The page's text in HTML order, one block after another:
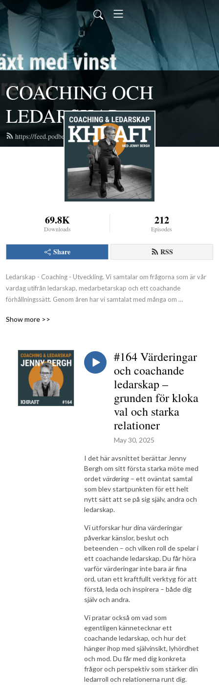
COACHING OCH
LEDARSKAP
https://feed.podbean.com/khraft/feed.xml
69.8K
Downloads
212
Episodes
Share RSS
Ledarskap - Coaching - Utveckling. Vi samtalar om frågorna som är vår
vardag utifrån ledarskap, medarbetarskap och ett coachande
förhållningssätt. Genom åren har vi samtalat med många om
att göra de samtalen tillgängliga för fler.
Show more >>
#164 Värderingar
och coachande
ledarskap –
grunden för kloka
val och starka
relationer
May 30, 2025
I det här avsnittet berättar Jenny
Bergh om sitt första starka möte med
ordet värdering – ett oväntat samtal
som blev startpunkten för ett helt
nytt sätt att se på sig själv, andra och
ledarskap.
Vi utforskar hur dina värderingar
påverkar känslor, beslut och
beteenden – och vilken roll de spelar i
ett coachande ledarskap. Du får höra
varför värderingar inte bara är fina
ord, utan ett kraftfullt verktyg för att
förstå, leda och inspirera – både dig
själv och andra.
Vi pratar också om vad som
egentligen kännetecknar ett
coachande ledarskap, och hur det
hänger ihop med självinsikt, lyhördhet
och mod. Du får med dig konkreta
frågor och perspektiv som stärker din
ledarroll och relationerna runt dig.